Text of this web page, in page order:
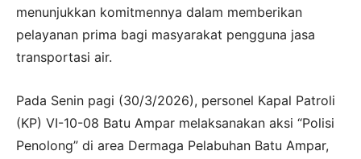
menunjukkan komitmennya dalam memberikan
pelayanan prima bagi masyarakat pengguna jasa
transportasi air.
Pada Senin pagi (30/3/2026), personel Kapal Patroli
(KP) VI-10-08 Batu Ampar melaksanakan aksi “Polisi
Penolong” di area Dermaga Pelabuhan Batu Ampar,